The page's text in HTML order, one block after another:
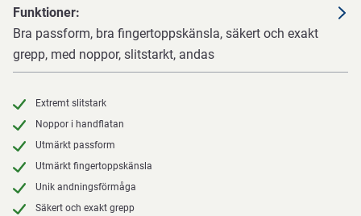
Funktioner
Bra passform, bra fingertoppskänsla, säkert och exakt
grepp, med noppor, slitstarkt, andas
Extremt slitstark
Noppor i handflatan
Utmärkt passform
Utmärkt fingertoppskänsla
Unik andningsförmåga
Säkert och exakt grepp